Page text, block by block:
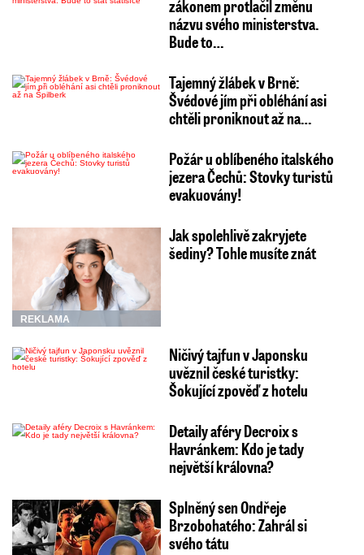
zákonem protlačil změnu
názvu svého ministerstva.
Bude to…
Tajemný žlábek v Brně:
Švédové jím při obléhání asi
chtěli proniknout až na…
Požár u oblíbeného italského
jezera Čechů: Stovky turistů
evakuovány!
REKLAMA
Jak spolehlivě zakryjete
šediny? Tohle musíte znát
Ničivý tajfun v Japonsku
uvěznil české turistky:
Šokující zpověď z hotelu
Detaily aféry Decroix s
Havránkem: Kdo je tady
největší královna?
Splněný sen Ondřeje
Brzobohatého: Zahrál si
svého tátu